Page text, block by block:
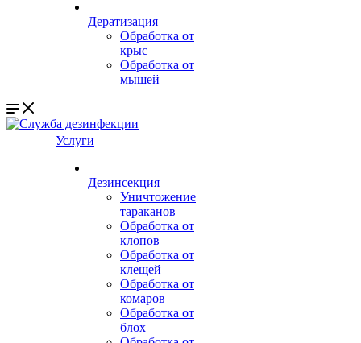
Дератизация
Обработка от
крыс —
Обработка от
мышей
Услуги
Дезинсекция
Уничтожение
тараканов —
Обработка от
клопов —
Обработка от
клещей —
Обработка от
комаров —
Обработка от
блох —